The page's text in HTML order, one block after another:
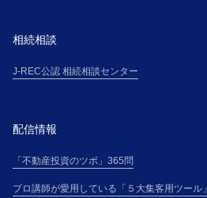
相続相談
J-REC公認 相続相談センター
配信情報
「不動産投資のツボ」365問
プロ講師が愛用している「５大集客用ツール」